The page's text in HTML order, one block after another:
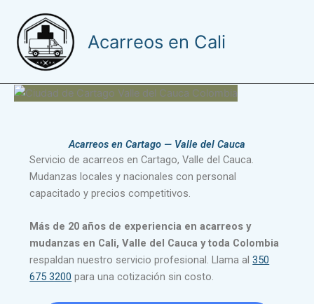
contenido
Acarreos en Cali
Acarreos en Cartago — Valle del Cauca
Servicio de acarreos en Cartago, Valle del Cauca.
Mudanzas locales y nacionales con personal
capacitado y precios competitivos.
Más de 20 años de experiencia en acarreos y
mudanzas en Cali, Valle del Cauca y toda Colombia
respaldan nuestro servicio profesional. Llama al350
675 3200 para una cotización sin costo.